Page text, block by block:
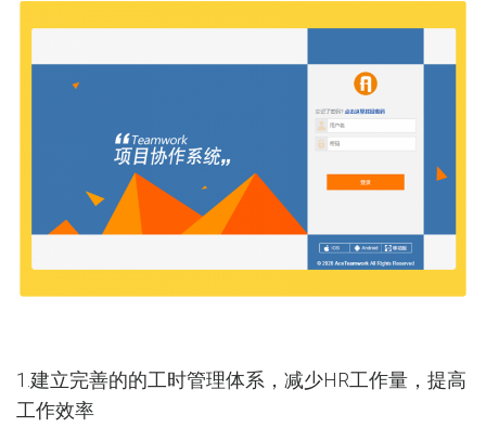
1.建立完善的的工时管理体系，减少HR工作量，提高
工作效率